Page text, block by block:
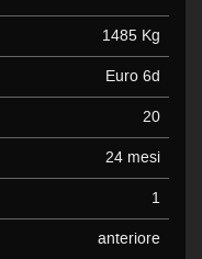
1485 Kg
Euro 6d
20
24 mesi
1
anteriore